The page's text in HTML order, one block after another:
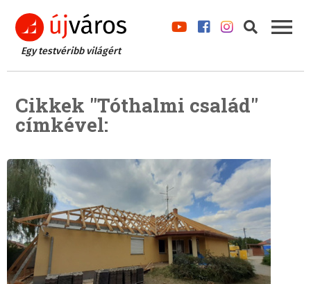
Egy testvéribb világért
Cikkek "Tóthalmi család"
címkével: